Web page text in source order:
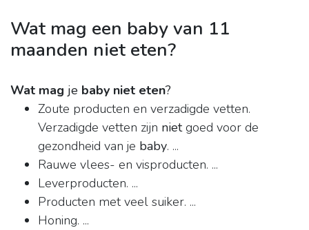
Wat mag een baby van 11
maanden niet eten?
Wat mag je baby niet eten?
Zoute producten en verzadigde vetten.
Verzadigde vetten zijn nietgoed voor de
gezondheid van je baby. ...
Rauwe vlees- en visproducten. ...
Leverproducten. ...
Producten met veel suiker. ...
Honing. ...